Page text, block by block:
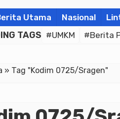
Utama Nasional
TAGS #UMKM #Berita
» Tag "Kodim 0725/Sragen"